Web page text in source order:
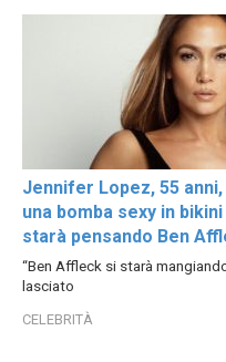
Jennifer Lopez, 55
una bomba sexy in
starà pensando Ben
“Ben Affleck si starà
lasciato
CELEBRITÀ